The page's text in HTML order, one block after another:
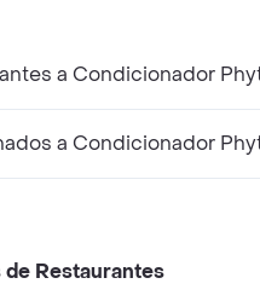
a Condicionador
a Condicionador
de Restaurantes